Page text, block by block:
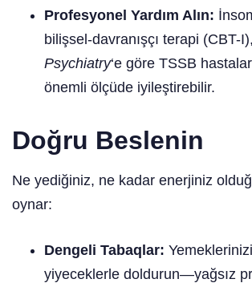
Profesyonel Yardım Alın:
bilişsel-davranışçı terapi (CBT-I),
Psychiatry‘e göre TSSB
önemli ölçüde iyileştirebilir.
Doğru Beslenin
Ne yediğiniz, ne kadar enerjiniz
oynar:
Dengeli Tabaqlar:
yiyeceklerle doldurun—yağsız